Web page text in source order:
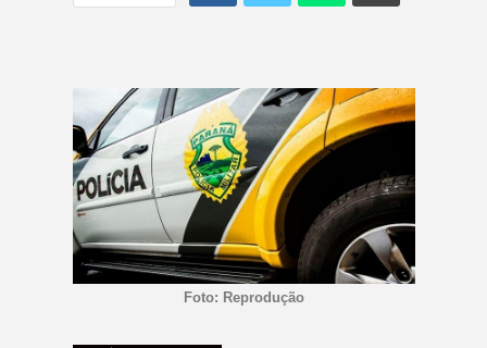
Foto: Reprodução